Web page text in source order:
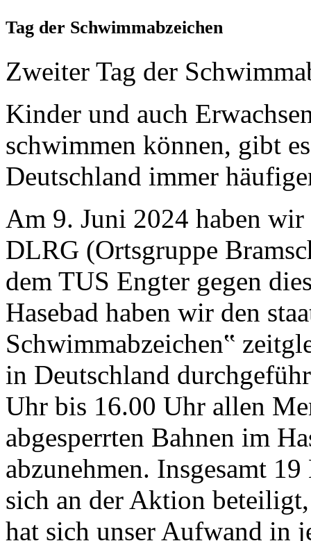
Tag der Schwimmabzeichen
Zweiter Tag der
Kinder und auch
schwimmen können, gibt
Deutschland immer
Am 9. Juni 2024 haben
DLRG (Ortsgruppe
dem TUS Engter gegen
Hasebad haben wir den
Schwimmabzeichen‟
in Deutschland
Uhr bis 16.00 Uhr allen
abgesperrten Bahnen im
abzunehmen. Insgesamt
sich an der Aktion
hat sich unser Aufwand in